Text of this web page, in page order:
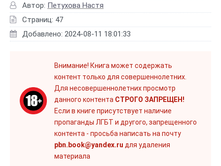
Автор: Петухова Настя
Страниц: 47
Добавлено: 2024-08-11 18:01:33
Внимание! Книга может содержать
контент только для совершеннолетних.
Для несовершеннолетних просмотр
данного контента СТРОГО ЗАПРЕЩЕН!
Если в книге присутствует наличие
пропаганды ЛГБТ и другого, запрещенного
контента - просьба написать на почту
pbn.book@yandex.ru для удаления
материала